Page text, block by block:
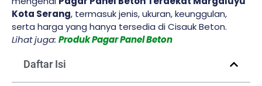
Kota Serang, termasuk jenis, ukuran, keunggulan,
serta harga yang hanya tersedia di Cisauk Beton.
Lihat juga: Produk Pagar Panel Beton
Daftar Isi